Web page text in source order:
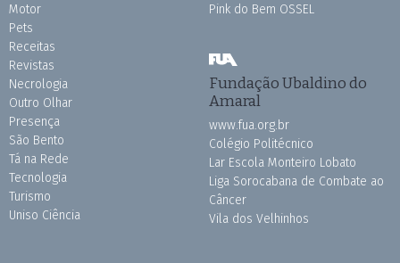
Motor
Pets
Receitas
Revistas
Necrologia
Outro Olhar
Presença
São Bento
Tá na Rede
Tecnologia
Turismo
Uniso Ciência
Pink do Bem OSSEL
Fundação Ubaldino do
Amaral
www.fua.org.br
Colégio Politécnico
Lar Escola Monteiro Lobato
Liga Sorocabana de Combate ao
Câncer
Vila dos Velhinhos